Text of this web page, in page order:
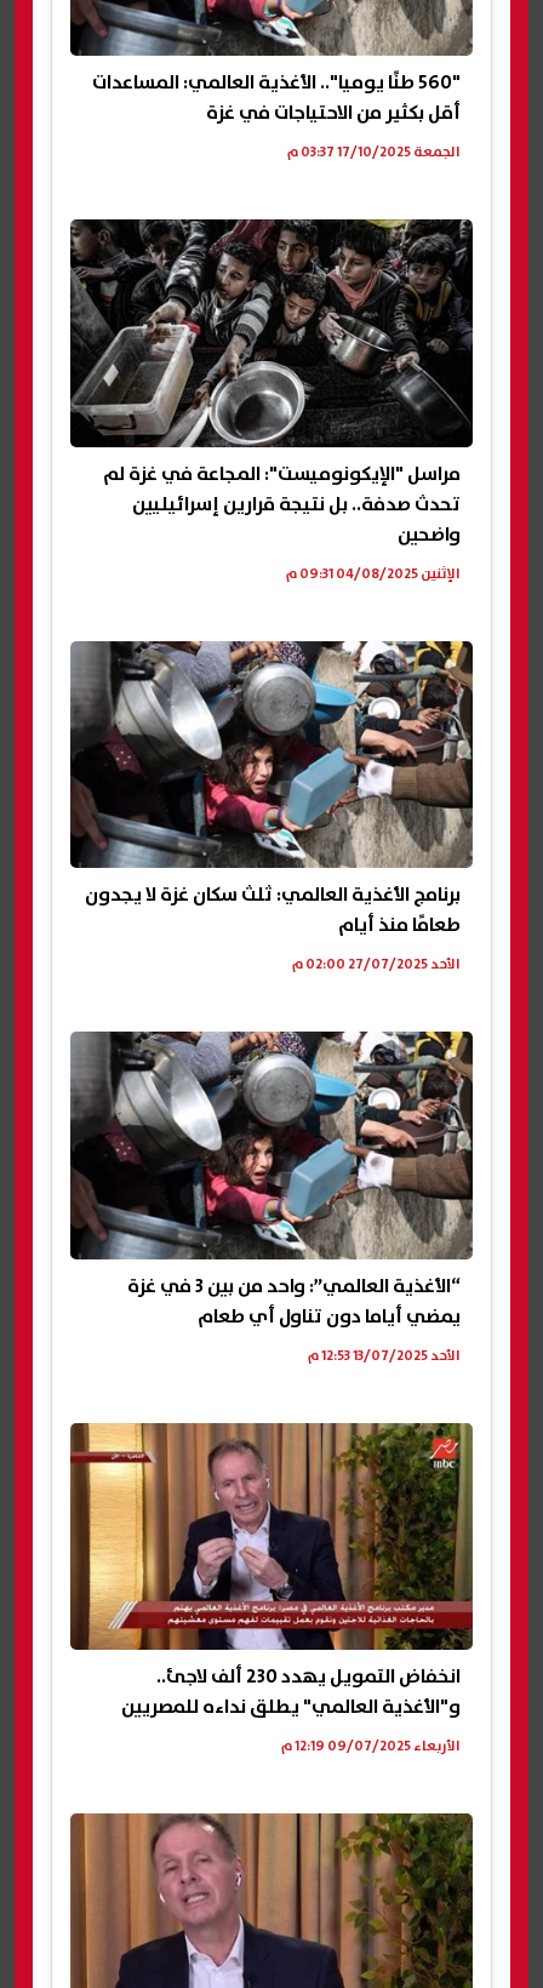
"560 طنًا يوميا".. الأغذية العالمي: المساعدات
أقل بكثير من الاحتياجات في غزة
الجمعة 17/10/2025 03:37 م
مراسل "الإيكونوميست": المجاعة في غزة لم
تحدث صدفة.. بل نتيجة قرارين إسرائيليين
واضحين
الإثنين 04/08/2025 09:31 م
برنامج الأغذية العالمي: ثلث سكان غزة لا يجدون
طعامًا منذ أيام
الأحد 27/07/2025 02:00 م
“الأغذية العالمي”: واحد من بين 3 في غزة
يمضي أياما دون تناول أي طعام
الأحد 13/07/2025 12:53 م
انخفاض التمويل يهدد 230 ألف لاجئ..
و"الأغذية العالمي" يطلق نداءه للمصريين
الأربعاء 09/07/2025 12:19 م